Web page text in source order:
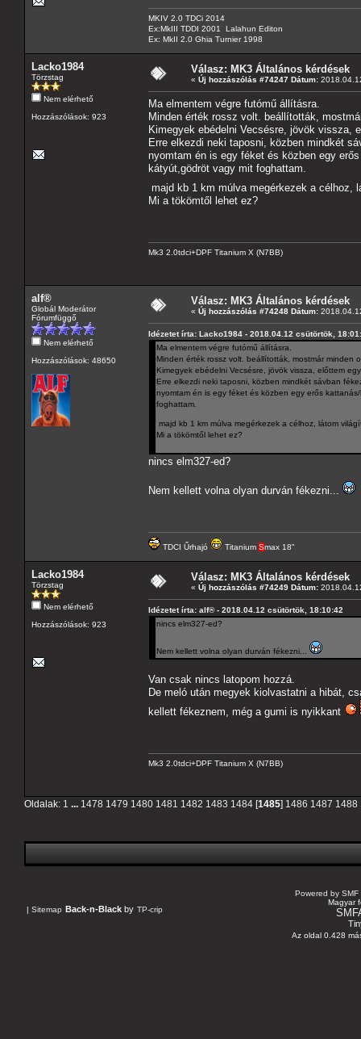
MKIV 2.0 TDCi 2014
Ex:MkIII TDDI 2001 Lalahun Editon
Ex: MkII 2.0 Ghia Turnier 1998
Lacko1984
Törzstag
Nem elérhető
Hozzászólások: 923
Válasz: MK3 Általános kérdések
« Új hozzászólás #74247 Dátum:
Ma elmentem végre futómű állításra.
Minden érték rossz volt. beállították,
Kimegyek ebédelni Vecsésre, jövök vissza,
Erre elkezdi neki taposni, közben mindkét
nyomtam én is egy féket és közben egy
kátyút,gödröt vagy mit foghattam.
majd kb 1 km múlva megérkezek a
Mi a tökömtől lehet ez?
Mk3 2.0tdci+DPF Titanium X (N7BB)
alf®
Globál Moderátor
Fórumfüggő
Nem elérhető
Hozzászólások: 48650
Válasz: MK3 Általános kérdések
« Új hozzászólás #74248 Dátum:
Idézetet írta: Lacko1984 - 2018.04.12 csütörtök,
Ma elmentem végre futómű állításra.
Minden érték rossz volt. beállították, mostmár minden
Kimegyek ebédelni Vecsésre, jövök vissza, előttem
Erre elkezdi neki taposni, közben mindkét sávban
nyomtam én is egy féket és közben egy erős
foghattam.
majd kb 1 km múlva megérkezek a célhoz, látom
Mi a tökömtől lehet ez?
nincs elm327-ed?
Nem kellett volna olyan durván fékezni...
TDCI Űrhajó Titanium Smax 18"
Lacko1984
Törzstag
Nem elérhető
Hozzászólások: 923
Válasz: MK3 Általános kérdések
« Új hozzászólás #74249 Dátum:
Idézetet írta: alf® - 2018.04.12 csütörtök, 18:10:42
nincs elm327-ed?
Nem kellett volna olyan durván fékezni...
Van csak nincs latopom hozzá.
De meló után megyek kiolvastatni a hibát,
kellett fékeznem, még a gumi is nyikkant
Mk3 2.0tdci+DPF Titanium X (N7BB)
Oldalak: 1 ... 1478 1479 1480 1481 1482 1483 1484 [1485] 1486 1487 1488
| Sitemap Back-n-Black by TP-crip
Powered by SMF
Magyar
Az oldal 0.428